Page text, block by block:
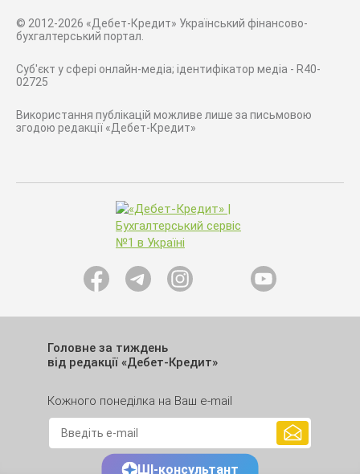
© 2012-2026 «Дебет-Кредит» Український фінансово-
бухгалтерський портал.
Суб'єкт у сфері онлайн-медіа; ідентифікатор медіа - R40-
02725
Використання публікацій можливе лише за письмовою
згодою редакції «Дебет-Кредит»
Головне за тиждень
від редакції «Дебет-Кредит»
Кожного понеділка на Ваш e-mail
ШІ-консультант